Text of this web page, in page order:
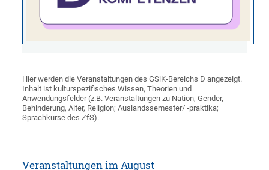
Hier werden die Veranstaltungen des GSiK-Bereichs D angezeigt.
Inhalt ist kulturspezifisches Wissen, Theorien und
Anwendungsfelder (z.B. Veranstaltungen zu Nation, Gender,
Behinderung, Alter, Religion; Auslandssemester/ -praktika;
Sprachkurse des ZfS).
Veranstaltungen im August